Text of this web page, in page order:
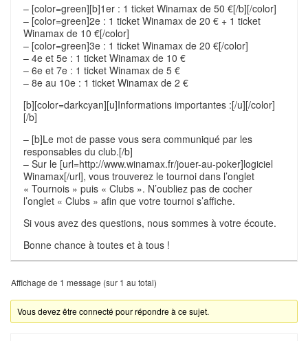
– [color=green][b]1er : 1 ticket Winamax de 50 €[/b][/color]
– [color=green]2e : 1 ticket Winamax de 20 € + 1 ticket
Winamax de 10 €[/color]
– [color=green]3e : 1 ticket Winamax de 20 €[/color]
– 4e et 5e : 1 ticket Winamax de 10 €
– 6e et 7e : 1 ticket Winamax de 5 €
– 8e au 10e : 1 ticket Winamax de 2 €
[b][color=darkcyan][u]Informations importantes :[/u][/color]
[/b]
– [b]Le mot de passe vous sera communiqué par les
responsables du club.[/b]
– Sur le [url=http://www.winamax.fr/jouer-au-poker]logiciel
Winamax[/url], vous trouverez le tournoi dans l’onglet
« Tournois » puis « Clubs ». N’oubliez pas de cocher
l’onglet « Clubs » afin que votre tournoi s’affiche.
Si vous avez des questions, nous sommes à votre écoute.
Bonne chance à toutes et à tous !
Affichage de 1 message (sur 1 au total)
Vous devez être connecté pour répondre à ce sujet.